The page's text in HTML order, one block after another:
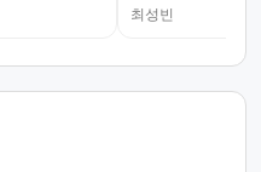
최성빈